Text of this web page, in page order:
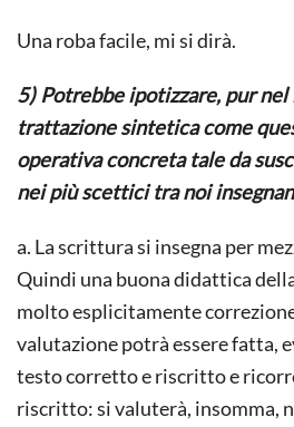
Una roba facile, mi si dirà.
5) Potrebbe ipotizzare, pur
trattazione sintetica come
operativa concreta tale da
nei più scettici tra noi
a. La scrittura si insegna per
Quindi una buona didattica
molto esplicitamente
valutazione potrà essere fatta,
testo corretto e riscritto e
riscritto: si valuterà, insomma,